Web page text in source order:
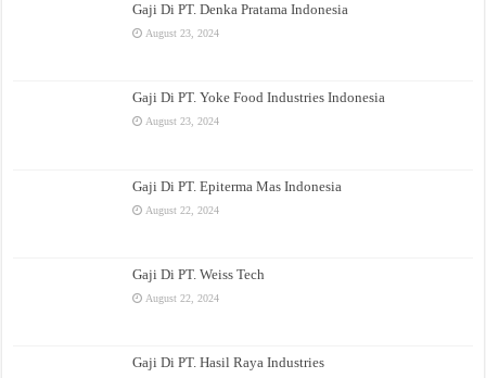
Gaji Di PT. Denka Pratama Indonesia
August 23, 2024
Gaji Di PT. Yoke Food Industries Indonesia
August 23, 2024
Gaji Di PT. Epiterma Mas Indonesia
August 22, 2024
Gaji Di PT. Weiss Tech
August 22, 2024
Gaji Di PT. Hasil Raya Industries